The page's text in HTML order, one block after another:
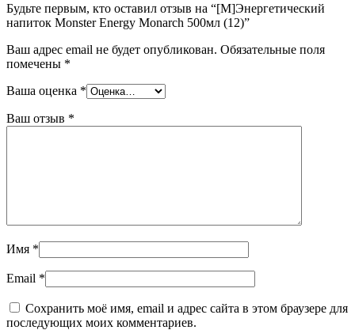
Будьте первым, кто оставил отзыв на “[M]Энергетический
напиток Monster Energy Monarch 500мл (12)”
Ваш адрес email не будет опубликован. Обязательные поля
помечены *
Ваша оценка *
Ваш отзыв *
Имя *
Email *
Сохранить моё имя, email и адрес сайта в этом браузере для
последующих моих комментариев.